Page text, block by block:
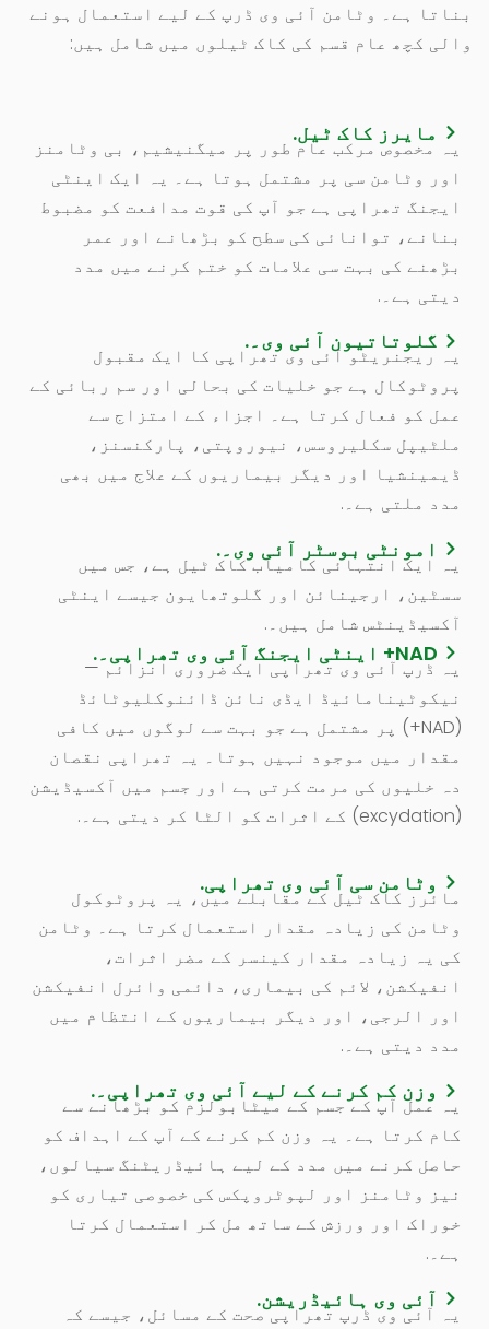
بناتا ہے۔ وٹامن آئی وی ڈرپ کے لیے استعمال ہونے
والی کچھ عام قسم کی کاک ٹیلوں میں شامل ہیں:
مایرز کاک ٹیل.
یہ مخصوص مرکب عام طور پر میگنیشیم، بی وٹامنز
اور وٹامن سی پر مشتمل ہوتا ہے۔ یہ ایک اینٹی
ایجنگ تھراپی ہے جو آپ کی قوت مدافعت کو مضبوط
بنانے، توانائی کی سطح کو بڑھانے اور عمر
بڑھنے کی بہت سی علامات کو ختم کرنے میں مدد
دیتی ہے۔.
گلوتاتیون آئی وی۔.
یہ ریجنریٹو آئی وی تھراپی کا ایک مقبول
پروٹوکال ہے جو خلیات کی بحالی اور سم ربائی کے
عمل کو فعال کرتا ہے۔ اجزاء کے امتزاج سے
ملٹیپل سکلیروسس، نیوروپتی، پارکنسنز،
ڈیمینشیا اور دیگر بیماریوں کے علاج میں بھی
مدد ملتی ہے۔.
امونٹی بوسٹر آئی وی۔.
یہ ایک انتہائی کامیاب کاک ٹیل ہے، جس میں
سسٹین، ارجینائن اور گلوتھايون جیسے اینٹی
آکسیڈینٹس شامل ہیں۔.
NAD+ اینٹی ایجنگ آئی وی تھراپی۔.
یہ ڈرپ آئی وی تھراپی ایک ضروری انزائم —
نیکوٹینامائیڈ ایڈی نائن ڈائنوکلیوٹائڈ
(NAD+) پر مشتمل ہے جو بہت سے لوگوں میں کافی
مقدار میں موجود نہیں ہوتا۔ یہ تھراپی نقصان
دہ خلیوں کی مرمت کرتی ہے اور جسم میں آکسیڈیشن
(excydation) کے اثرات کو الٹا کر دیتی ہے۔.
وٹامن سی آئی وی تھراپی.
مائرز کاک ٹیل کے مقابلے میں، یہ پروٹوکول
وٹامن کی زیادہ مقدار استعمال کرتا ہے۔ وٹامن
کی یہ زیادہ مقدار کینسر کے مضر اثرات،
انفیکشن، لائم کی بیماری، دائمی وائرل انفیکشن
اور الرجی، اور دیگر بیماریوں کے انتظام میں
مدد دیتی ہے۔.
وزن کم کرنے کے لیے آئی وی تھراپی۔.
یہ عمل آپ کے جسم کے میٹابولزم کو بڑھانے سے
کام کرتا ہے۔ یہ وزن کم کرنے کے آپ کے اہداف کو
حاصل کرنے میں مدد کے لیے ہائیڈریٹنگ سیالوں،
نیز وٹامنز اور لپوٹروپکس کی خصوصی تیاری کو
خوراک اور ورزش کے ساتھ مل کر استعمال کرتا
ہے۔.
آئی وی ہائیڈریشن.
یہ آئی وی ڈرپ تھراپی صحت کے مسائل، جیسے کہ